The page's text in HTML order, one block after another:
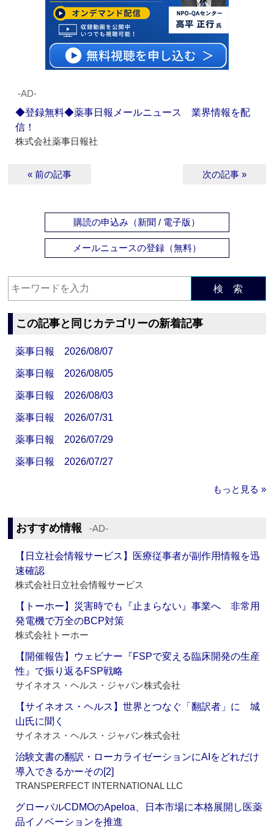
‐AD‐
◆登録無料◆薬事日報メールニュース 業界情報を配
信！
株式会社薬事日報社
« 前の記事 次の記事 »
購読の申込み（新聞 / 電子版）
メールニュースの登録（無料）
検 索
この記事と同じカテゴリーの新着記事
薬事日報 2026/08/07
薬事日報 2026/08/05
薬事日報 2026/08/03
薬事日報 2026/07/31
薬事日報 2026/07/29
薬事日報 2026/07/27
もっと見る »
おすすめ情報 ‐AD‐
【日立社会情報サービス】医療従事者が副作用情報を迅
速確認
株式会社日立社会情報サービス
【トーホー】災害時でも『止まらない』事業へ 非常用
発電機で万全のBCP対策
株式会社トーホー
【開催報告】ウェビナー『FSPで変える臨床開発の生産
性』で振り返るFSP戦略
サイネオス・ヘルス・ジャパン株式会社
【サイネオス・ヘルス】世界とつなぐ「翻訳者」に 城
山氏に聞く
サイネオス・ヘルス・ジャパン株式会社
治験文書の翻訳・ローカライゼーションにAIをどれだけ
導入できるかーその[2]
TRANSPERFECT INTERNATIONAL LLC
グローバルCDMOのApeloa、日本市場に本格展開し医薬
品イノベーションを推進